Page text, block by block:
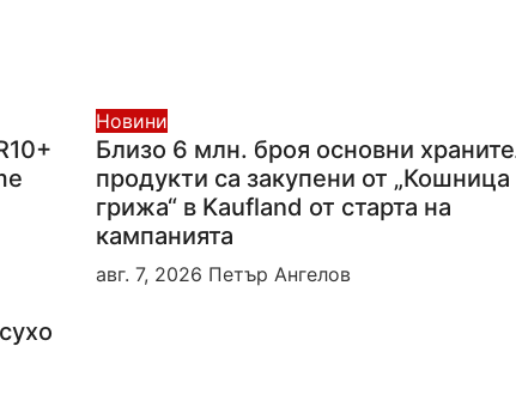
Новини
Близо 6 млн. броя основни
продукти са закупени от „Кошница
грижа“ в Kaufland от старта на
кампанията
авг. 7, 2026 Петър Ангелов